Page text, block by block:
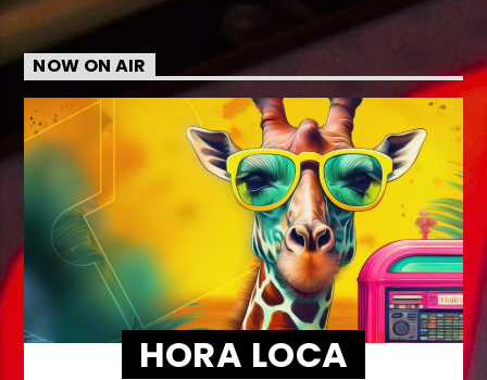
NOW ON AIR
HORA LOCA